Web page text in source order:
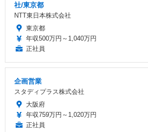
社/東京都
NTT東日本株式会社
東京都
年収500万円～1,040万円
正社員
企画営業
スタディプラス株式会社
大阪府
年収759万円～1,020万円
正社員